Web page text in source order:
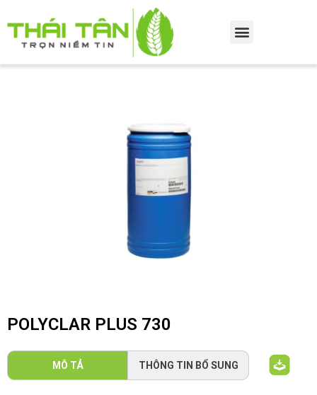
POLYCLAR PLUS 730
MÔ TẢ THÔNG TIN BỔ SUNG